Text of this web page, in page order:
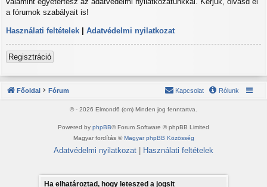
a fórumok szabályait is!
Használati feltételek | Adatvédelmi nyilatkozat
Regisztráció
Főoldal Fórum Rólunk
Kapcsolat
© - 2026 Elmond6 (om) Minden jog fenntartva.
Powered by phpBB® Forum Software © phpBB Limited
Magyar fordítás ©Magyar phpBB Közösség
Adatvédelmi nyilatkozat | Használati feltételek
Ha elhatároztad, hogy leteszed a jogsit